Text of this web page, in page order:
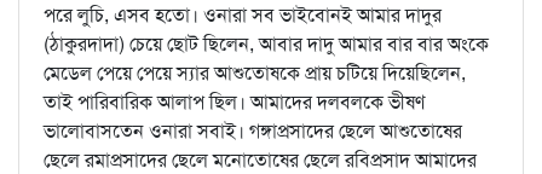
পরে লুচি, এসব হতো। ওনারা সব ভাইবোনই আমার দাদুর
(ঠাকুরদাদা) চেয়ে ছোট ছিলেন, আবার দাদু আমার বার বার অংকে
মেডেল পেয়ে পেয়ে স্যার আশুতোষকে প্রায় চটিয়ে দিয়েছিলেন,
তাই পারিবারিক আলাপ ছিল। আমাদের দলবলকে ভীষণ
ভালোবাসতেন ওনারা সবাই। গঙ্গাপ্রসাদের ছেলে আশুতোষের
ছেলে রমাপ্রসাদের ছেলে মনোতোষের ছেলে রবিপ্রসাদ আমাদের